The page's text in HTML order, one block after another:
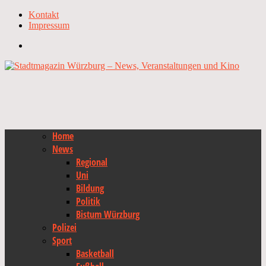
Kontakt
Impressum
Home
News
Regional
Uni
Bildung
Politik
Bistum Würzburg
Polizei
Sport
Basketball